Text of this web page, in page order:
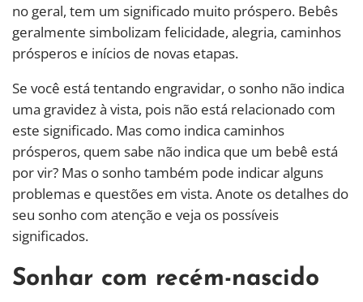
no geral, tem um significado muito próspero. Bebês
geralmente simbolizam felicidade, alegria, caminhos
prósperos e inícios de novas etapas.
Se você está tentando engravidar, o sonho não indica
uma gravidez à vista, pois não está relacionado com
este significado. Mas como indica caminhos
prósperos, quem sabe não indica que um bebê está
por vir? Mas o sonho também pode indicar alguns
problemas e questões em vista. Anote os detalhes do
seu sonho com atenção e veja os possíveis
significados.
Sonhar com recém-nascido